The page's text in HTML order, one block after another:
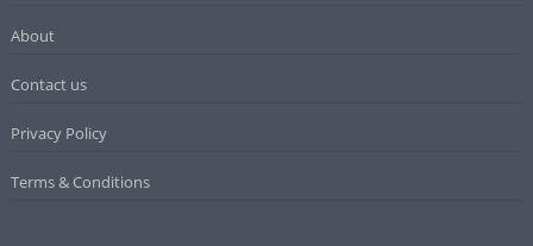
About
Contact us
Privacy Policy
Terms & Conditions